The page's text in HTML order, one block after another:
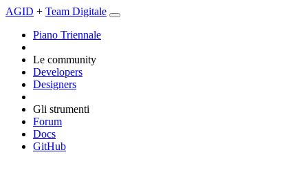
AGID + Team Digitale
Piano Triennale
Le community
Developers
Designers
Gli strumenti
Forum
Docs
GitHub